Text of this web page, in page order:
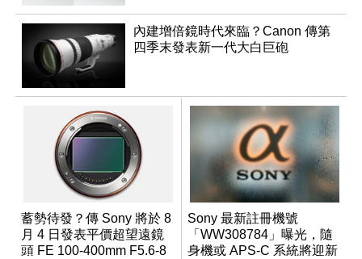
內建增倍鏡時代來臨？Canon 傳第
四季末發表新一代大白巨砲
蓄勢待發？傳 Sony 將於 8
月 4 日發表平價超望遠鏡
頭 FE 100-400mm F5.6-8
Sony 最新註冊機號
「WW308784」曝光，隨
身機或 APS-C 系統將迎新